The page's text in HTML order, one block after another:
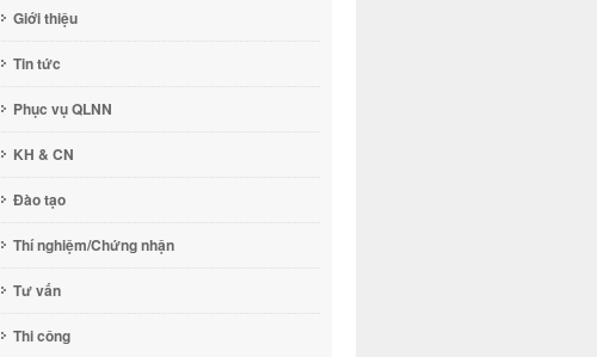
Giới thiệu
Tin tức
Phục vụ QLNN
KH & CN
Đào tạo
Thí nghiệm/Chứng nhận
Tư vấn
Thi công